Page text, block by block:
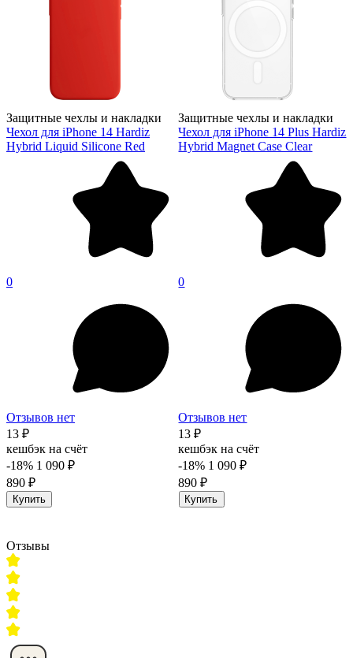
Защитные чехлы и накладки
Чехол для iPhone 14 Hardiz
Hybrid Liquid Silicone Red
0
Отзывов нет
13 ₽
кешбэк на счёт
-18% 1 090 ₽
890 ₽
Купить
Защитные чехлы и накладки
Чехол для iPhone 14 Plus Hardiz
Hybrid Magnet Case Clear
0
Отзывов нет
13 ₽
кешбэк на счёт
-18% 1 090 ₽
890 ₽
Купить
Отзывы